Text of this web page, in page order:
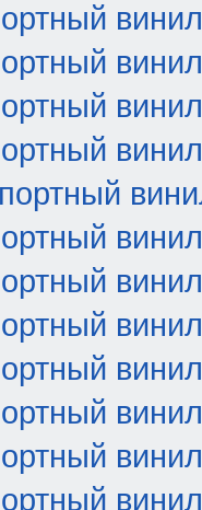
винил
винил
винил
винил
винил
винил
винил
винил
винил
винил
винил